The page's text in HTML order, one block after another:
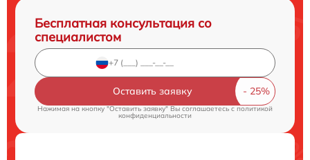
Бесплатная консультация со
специалистом
Оставить заявку
Нажимая на кнопку "Оставить заявку" Вы соглашаетесь cполитикой
конфиденциальности